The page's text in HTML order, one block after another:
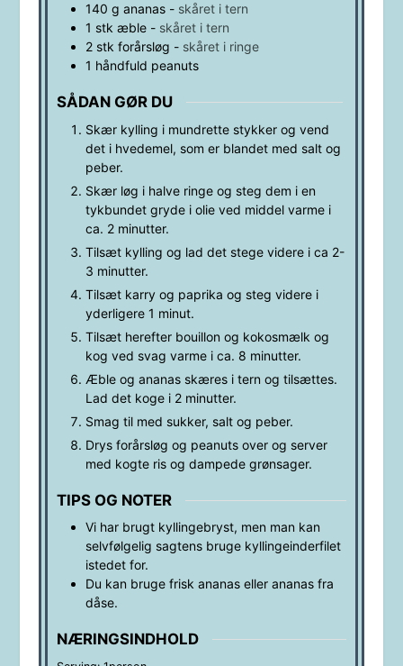
140 g ananas- skåret i tern
1 stk æble- skåret i tern
2 stk forårsløg - skåret i ringe
1 håndfuld peanuts
SÅDAN GØR DU
Skær kylling i mundrette stykker og vend
det i hvedemel, som er blandet med salt og
peber.
Skær løg i halve ringe og steg dem i en
tykbundet gryde i olie ved middel varme i
ca. 2 minutter.
Tilsæt kylling og lad det stege videre i ca 2-
3 minutter.
Tilsæt karry og paprika og steg videre i
yderligere 1 minut.
Tilsæt herefter bouillon og kokosmælk og
kog ved svag varme i ca. 8 minutter.
Æble og ananas skæres i tern og tilsættes.
Lad det koge i 2 minutter.
Smag til med sukker, salt og peber.
Drys forårsløg og peanuts over og server
med kogte ris og dampede grønsager.
TIPS OG NOTER
Vi har brugt kyllingebryst, men man kan
selvfølgelig sagtens bruge kyllingeinderfilet
istedet for.
Du kan bruge frisk ananas eller ananas fra
dåse.
NÆRINGSINDHOLD